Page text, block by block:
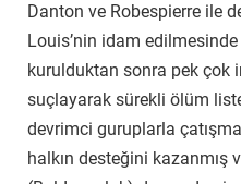
Danton ve Robespierre ile
Louis’nin idam
kurulduktan sonra pek çok
suçlayarak sürekli ölüm
devrimci guruplarla
halkın desteğini kazanmış